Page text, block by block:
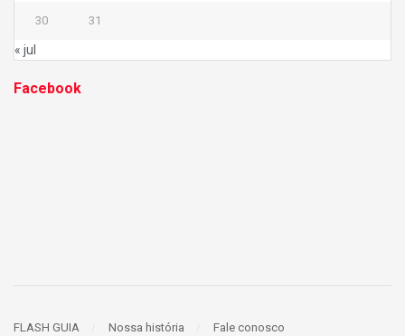
30 31
« jul
Facebook
FLASH GUIA Nossa história Fale conosco